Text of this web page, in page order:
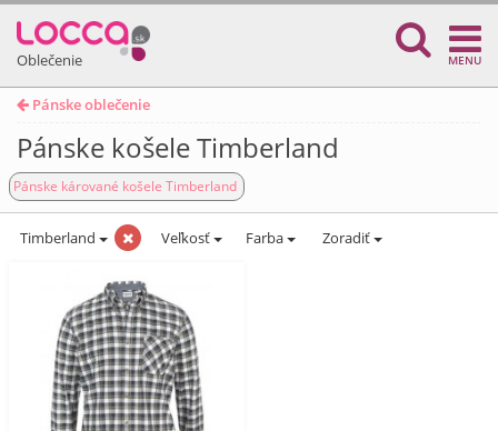
Oblečenie MENU
Pánske oblečenie
Pánske košele Timberland
Pánske kárované košele Timberland
Timberland Veľkosť Farba Zoradiť